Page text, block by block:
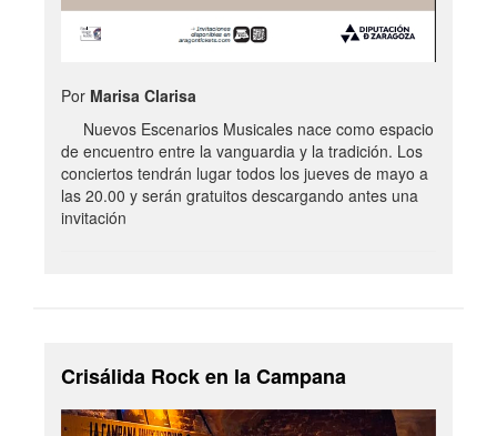
Por Marisa Clarisa
Nuevos Escenarios Musicales nace como espacio
de encuentro entre la vanguardia y la tradición. Los
conciertos tendrán lugar todos los jueves de mayo a
las 20.00 y serán gratuitos descargando antes una
invitación
Crisálida Rock en la Campana